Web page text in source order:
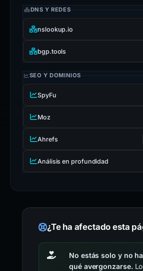
DNS Y REDES
nslookup.io
bgp.tools
SEO Y DOMINIOS
SpyFu
Moz
Ahrefs
Análisis en profundidad
¿Te ha afectado esta
No estás solo y no
qué avergonzarse.